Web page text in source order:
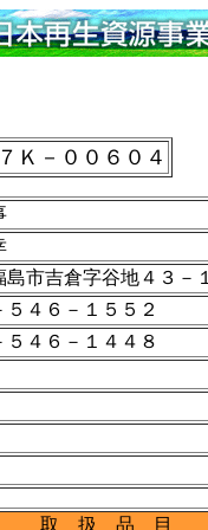
Ｋ－００６０４
島市吉倉字谷地４３－１
５４６－１５５２
５４６－１４４８
取 扱 品 目